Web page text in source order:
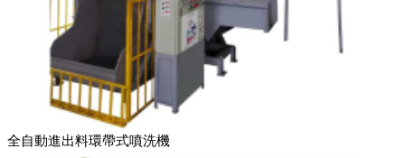
全自動進出料環帶式噴洗機